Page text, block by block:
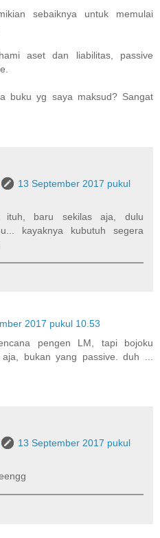
sebaiknya untuk memulai
aset dan liabilitas, passive
buku yg saya maksud? Sangat
13 September 2017 pukul
ituh, baru sekilas aja, dulu
kayaknya kubutuh segera
2017 pukul 10.53
pengen LM, tapi bojoku
bukan yang passive. duh ...
13 September 2017 pukul